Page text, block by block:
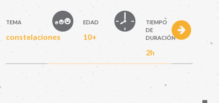
TEMA
constelaciones
EDAD
10+
TIEMPO
DE
DURACIÓN
2h